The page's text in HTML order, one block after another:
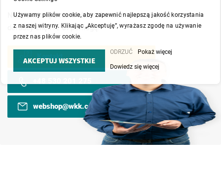
Nie wahaj się z nami skontaktować. Nasi doświadczeni
doradcy chętnie Ci pomogą.
Kontakt
webshop@wkk.com.pl
Używamy plików cookie, aby zapewnić najlepszą jakość korzystania
z naszej witryny. Klikając „Akceptuję”, wyrażasz zgodę na używanie
przez nas plików cookie.
AKCEPTUJ WSZYSTKIE
ODRZUĆ Pokaż więcej
Dowiedz się więcej